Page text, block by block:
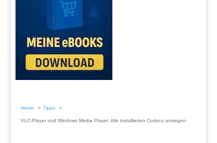
Home Tipps
VLC-Player und Windows Media Player: Alle installierten Codecs anzeigen